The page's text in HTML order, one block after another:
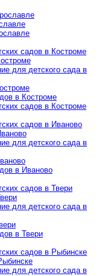
садов в Костроме
для детского сада в
в Костроме
садов в Костроме
садов в Иваново
для детского сада в
в Иваново
садов в Твери
для детского сада в
в Твери
садов в Рыбинске
для детского сада в